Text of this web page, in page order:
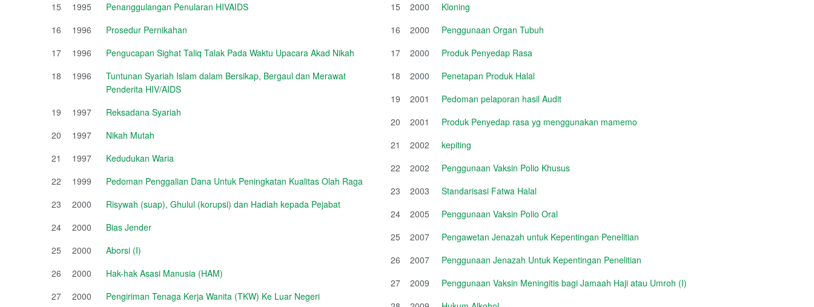
15
1995
Penanggulangan Penularan HIVAIDS
16
1996
Prosedur Pernikahan
17
1996
Pengucapan Sighat Taliq Talak Pada Waktu Upacara Akad Nikah
18
1996
Tuntunan Syariah Islam dalam Bersikap, Bergaul dan Merawat
Penderita HIV/AIDS
19
1997
Reksadana Syariah
20
1997
Nikah Mutah
21
1997
Kedudukan Waria
22
1999
Pedoman Penggalian Dana Untuk Peningkatan Kualitas Olah Raga
23
2000
Risywah (suap), Ghulul (korupsi) dan Hadiah kepada Pejabat
24
2000
Bias Jender
25
2000
Aborsi (I)
26
2000
Hak-hak Asasi Manusia (HAM)
27
2000 Pengiriman Tenaga Kerja Wanita (TKW) Ke Luar Negeri
15
2000
Kloning
16
2000
Penggunaan Organ Tubuh
17
2000
Produk Penyedap Rasa
18
2000
Penetapan Produk Halal
19
2001
Pedoman pelaporan hasil Audit
20
2001
Produk Penyedap rasa yg menggunakan mamemo
21
2002
kepiting
22
2002
Penggunaan Vaksin Polio Khusus
23
2003
Standarisasi Fatwa Halal
24
2005
Penggunaan Vaksin Polio Oral
25
2007
Pengawetan Jenazah untuk Kepentingan Penelitian
26
2007
Penggunaan Jenazah Untuk Kepentingan Penelitian
27
2009
Penggunaan Vaksin Meningitis bagi Jamaah Haji atau Umroh (I)